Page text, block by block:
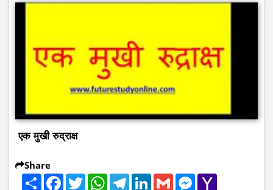
एक मुखी रुद्राक्ष
Share
Share Facebook
TwitterWhatsAppTelegramLinkedInGmail Messenger